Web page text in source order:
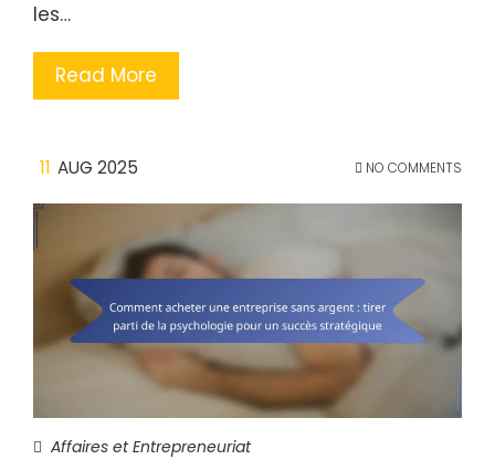
les…
Read More
11 AUG 2025 NO COMMENTS
Affaires et Entrepreneuriat